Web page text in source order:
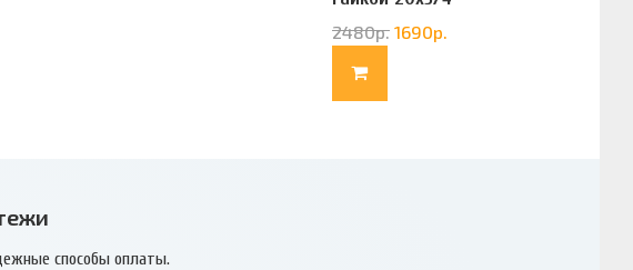
(G83322020)
2480р. 1690р.
способы оплаты.